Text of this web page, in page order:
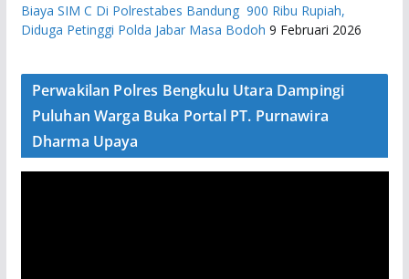
Biaya SIM C Di Polrestabes Bandung 900 Ribu Rupiah,
Diduga Petinggi Polda Jabar Masa Bodoh 9 Februari 2026
Perwakilan Polres Bengkulu Utara Dampingi
Puluhan Warga Buka Portal PT. Purnawira
Dharma Upaya